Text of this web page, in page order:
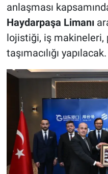
anlaşması
Haydarpaşa Limanı
lojistiği, iş makineleri,
taşımacılığı yapılacak.